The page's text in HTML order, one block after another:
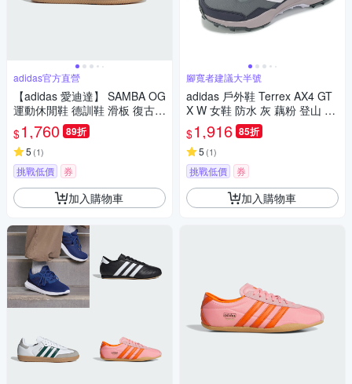
adidas官方直營
【adidas 愛迪達】 SAMBA OG
運動休閒鞋 德訓鞋 滑板 復古
女鞋 - Originals JI2724
$1,760 89折
5 (1)
挑戰低價 券
加入購物車
腳寬者建議大半號
adidas 戶外鞋 Terrex AX4 GT
X W 女鞋 防水 灰 藕粉 登山 機
能 抗撕裂 愛迪達 IG6580
$1,916 85折
5 (1)
挑戰低價 券
加入購物車